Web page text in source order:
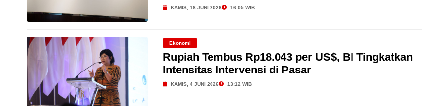
KAMIS, 18 JUNI 2026 16:05 WIB
Ekonomi
Rupiah Tembus Rp18.043 per US$, BI Tingkatkan
Intensitas Intervensi di Pasar
KAMIS, 4 JUNI 2026 13:12 WIB